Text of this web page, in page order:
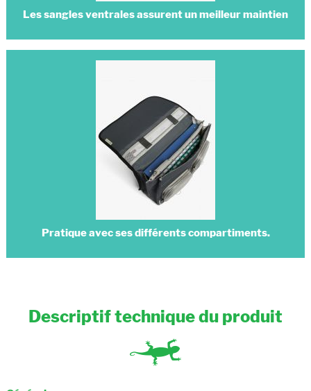
Les sangles ventrales assurent un meilleur maintien
Pratique avec ses différents compartiments.
Descriptif technique du produit